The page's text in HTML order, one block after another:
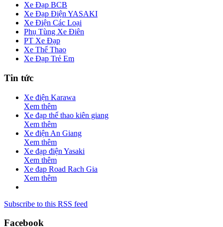
Xe Đạp BCB
Xe Đạp Điện YASAKI
Xe Điện Các Loại
Phụ Tùng Xe Điên
PT Xe Đạp
Xe Thể Thao
Xe Đạp Trẻ Em
Tin tức
Xe điện Karawa
Xem thêm
Xe đạp thể thao kiên giang
Xem thêm
Xe điện An Giang
Xem thêm
Xe đạp điện Yasaki
Xem thêm
Xe đap Road Rach Gia
Xem thêm
Subscribe to this RSS feed
Facebook